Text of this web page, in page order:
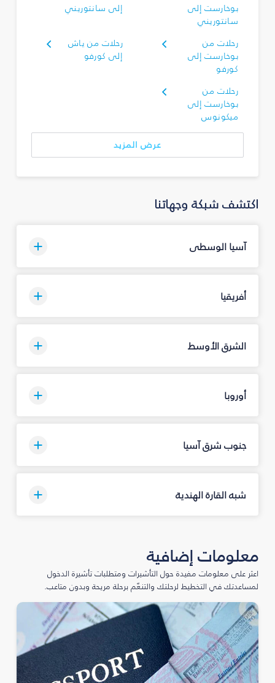
بوخارست إلى
سانتوريني
إلى سانتوريني
رحلات من
بوخارست إلى
كورفو
رحلات من ياش
إلى كورفو
رحلات من
بوخارست إلى
ميكونوس
عرض المزيد
اكتشف شبكة وجهاتنا
آسيا الوسطى
أفريقيا
الشرق الأوسط
أوروبا
جنوب شرق آسيا
شبه القارة الهندية
معلومات إضافية
اعثر على معلومات مفيدة حول التأشيرات ومتطلبات تأشيرة الدخول
لمساعدتك في التخطيط لرحلتك والتنعّم برحلة مريحة وبدون متاعب.